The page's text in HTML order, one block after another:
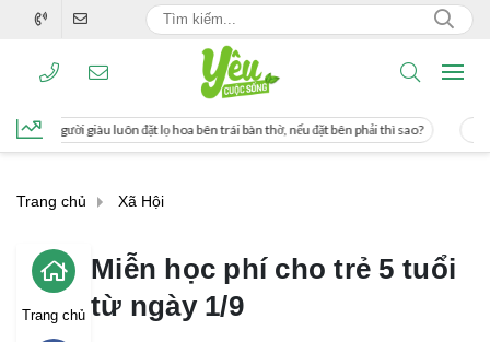
hoa bên trái bàn thờ, nếu đặt bên phải thì sao? Cách uống nước mía giúp
Trang chủ Xã Hội
Trang chủ
Miễn học phí cho trẻ 5 tuổi
từ ngày 1/9